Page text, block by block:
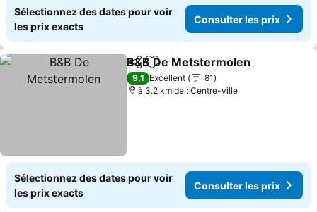
Sélectionnez des dates pour voir
les prix exacts
Consulter les prix
PartagerAjouter à mes favoris
B&B De Metstermolen
9,1 Excellent
81
à 3.2 km de : Centre-ville
Sélectionnez des dates pour voir
les prix exacts
Consulter les prix